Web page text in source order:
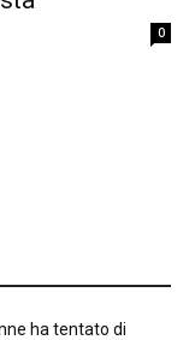
0
ha tentato di